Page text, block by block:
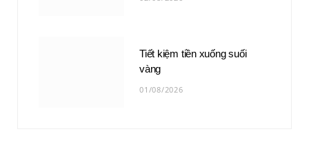
Tiết kiệm tiền xuống suối
vàng
01/08/2026